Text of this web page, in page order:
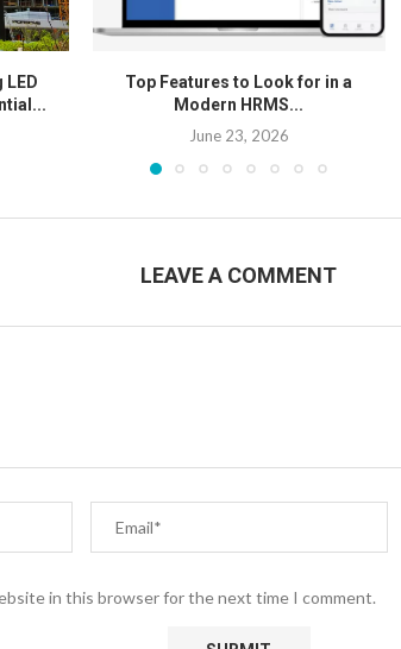
Top Features to Look for in a
Modern HRMS...
June 23, 2026
LEAVE A COMMENT
in this browser for the next time I comment.